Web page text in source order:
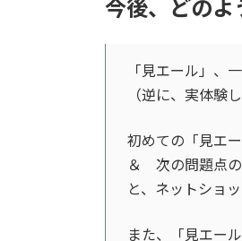
今後、どのよ
「見エール」、
（逆に、実体験
初めての「見
＆ 次の問題点の
と、ネットショ
また、「見エー